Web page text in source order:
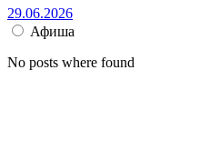
29.06.2026
Афиша
No posts where found